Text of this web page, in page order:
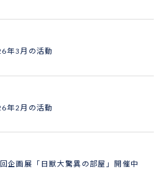
年3月の活動
年2月の活動
企画展「日獣大驚異の部屋」開催中